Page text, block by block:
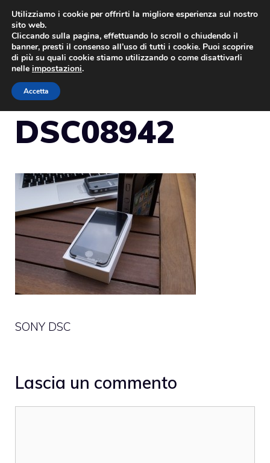
Vai
contenuto
DSC08942
SONY DSC
Lascia un commento
Utilizziamo i cookie per offrirti la migliore esperienza sul nostro
sito web.
Cliccando sulla pagina, effettuando lo scroll o chiudendo il
banner, presti il consenso all’uso di tutti i cookie. Puoi scoprire
di più su quali cookie stiamo utilizzando o come disattivarli
nelle impostazioni.
Accetta